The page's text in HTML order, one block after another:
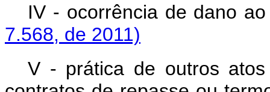
IV - ocorrência de dano
7.568, de 2011)
V - prática de outros